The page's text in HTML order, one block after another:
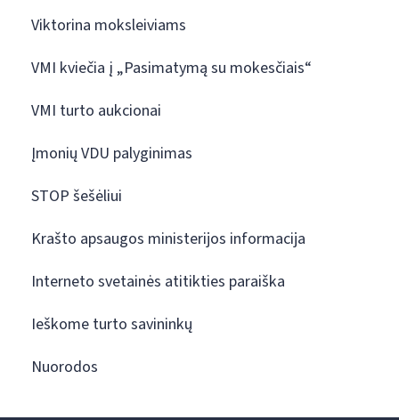
Viktorina moksleiviams
VMI kviečia į „Pasimatymą su mokesčiais“
VMI turto aukcionai
Įmonių VDU palyginimas
STOP šešėliui
Krašto apsaugos ministerijos informacija
Interneto svetainės atitikties paraiška
Ieškome turto savininkų
Nuorodos